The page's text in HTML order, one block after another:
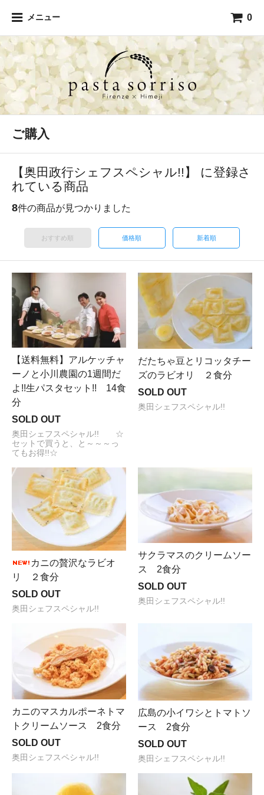
メニュー 0
ご購入
【奥田政行シェフスペシャル!!】 に登録さ
れている商品
8件の商品が見つかりました
おすすめ順 価格順 新着順
【送料無料】アルケッチャ
ーノと小川農園の1週間だ
よ!!生パスタセット!! 14食
分
SOLD OUT
奥田シェフスペシャル!! ☆
セットで買うと、と～～～っ
てもお得!!☆
だたちゃ豆とリコッタチー
ズのラビオリ ２食分
SOLD OUT
奥田シェフスペシャル!!
カニの贅沢なラビオ
リ ２食分
SOLD OUT
奥田シェフスペシャル!!
サクラマスのクリームソー
ス 2食分
SOLD OUT
奥田シェフスペシャル!!
カニのマスカルポーネトマ
トクリームソース 2食分
SOLD OUT
奥田シェフスペシャル!!
広島の小イワシとトマトソ
ース 2食分
SOLD OUT
奥田シェフスペシャル!!